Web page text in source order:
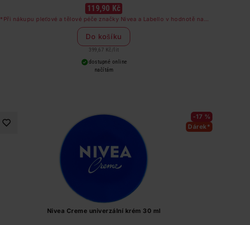
119,90 Kč
*Při nákupu pleťové a tělové péče značky Nivea a Labello v hodnotě nad
249 Kč dostanete odličovač očí zdarma
Do košíku
399,67 Kč / lit
dostupné online
načítám
-17 %
Dárek*
Nivea Creme univerzální krém 30 ml